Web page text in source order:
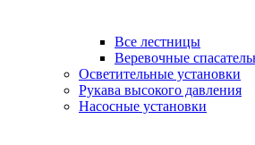
Все лестницы
Веревочные
Осветительные установки
Рукава высокого давления
Насосные установки